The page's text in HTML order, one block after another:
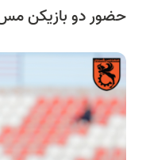
حضور دو بازیکن